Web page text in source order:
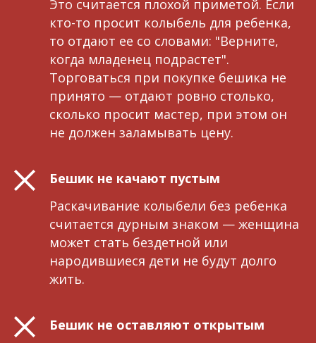
Это считается плохой приметой. Если
кто-то просит колыбель для ребенка,
то отдают ее со словами: "Верните,
когда младенец подрастет".
Торговаться при покупке бешика не
принято — отдают ровно столько,
сколько просит мастер, при этом он
не должен заламывать цену.
Бешик не качают пустым
Раскачивание колыбели без ребенка
считается дурным знаком — женщина
может стать бездетной или
народившиеся дети не будут долго
жить.
Бешик не оставляют открытым